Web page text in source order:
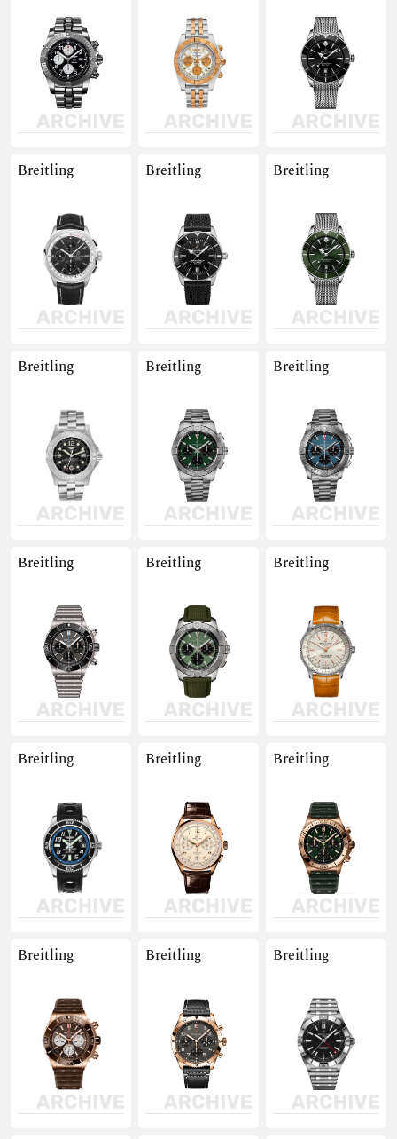
Breitling Breitling Breitling
Breitling Breitling Breitling
Breitling Breitling Breitling
Breitling Breitling Breitling
Breitling Breitling Breitling